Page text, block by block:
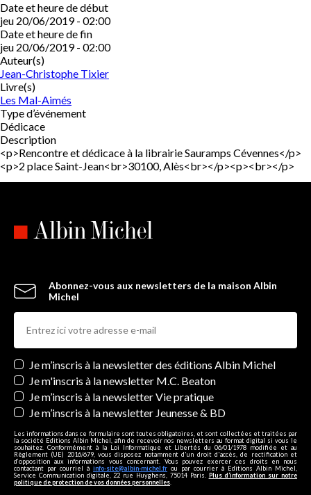
Date et heure de début
jeu 20/06/2019 - 02:00
Date et heure de fin
jeu 20/06/2019 - 02:00
Auteur(s)
Jean-Christophe Tixier
Livre(s)
Les Mal-Aimés
Type d’événement
Dédicace
Description
<p>Rencontre et dédicace à la librairie Sauramps Cévennes</p>
<p>2 place Saint-Jean<br>30100, Alès<br></p><p><br></p>
Abonnez-vous aux newsletters de la maison Albin
Michel
Newsletters
Je m’inscris à la newsletter des éditions Albin Michel
Je m'inscris à la newsletter M.C. Beaton
Je m’inscris à la newsletter Vie pratique
Je m’inscris à la newsletter Jeunesse & BD
Les informations dans ce formulaire sont toutes obligatoires, et sont collectées et traitées par
la société Editions Albin Michel, afin de recevoir nos newsletters au format digital si vous le
souhaitez. Conformément à la Loi Informatique et Libertés du 06/01/1978 modifiée et au
Règlement (UE) 2016/679, vous disposez notamment d'un droit d'accès, de rectification et
d’opposition aux informations vous concernant. Vous pouvez exercer ces droits en nous
contactant par courriel à info-site@albin-michel.fr ou par courrier à Editions Albin Michel,
Service Communication digitale, 22 rue Huyghens, 75014 Paris. Plus d’information sur notre
politique de protection de vos données personnelles